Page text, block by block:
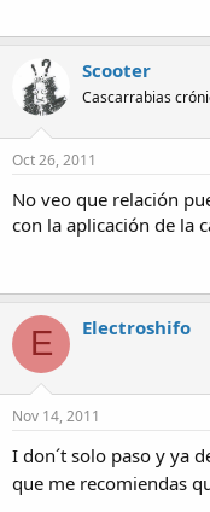
Scooter
Cascarrabias
Oct 26, 2011
No veo que relación
con la aplicación de la
E Electroshifo
Nov 14, 2011
I don´t solo paso y ya
que me recomiendas